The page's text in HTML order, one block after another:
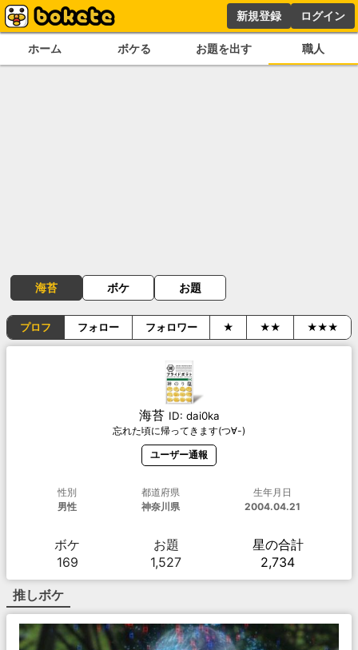
新規登録 ログイン
ホーム ボケる お題を出す 職人
海苔 ボケ お題
プロフ フォロー フォロワー ★ ★★ ★★★
海苔 ID: dai0ka
忘れた頃に帰ってきます(つ∀-)
ユーザー通報
性別
男性
都道府県
神奈川県
生年月日
2004.04.21
ボケ
169
お題
1,527
星の合計
2,734
推しボケ